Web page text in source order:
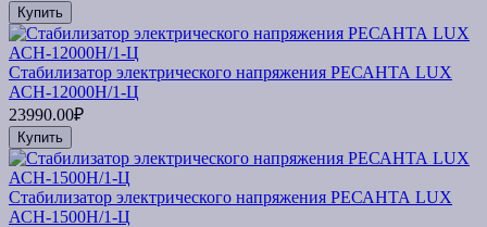
Купить
Стабилизатор электрического напряжения РЕСАНТА LUX
АСН-12000Н/1-Ц
23990.00₽
Купить
Стабилизатор электрического напряжения РЕСАНТА LUX
АСН-1500Н/1-Ц